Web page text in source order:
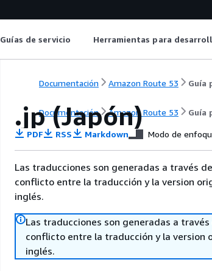
Guías de servicio Herramientas para
Documentación Amazon Route 53 Guía
Documentación Amazon Route 53 Guía
.jp (Japón)
PDF RSS Markdown Modo de
Las traducciones son generadas a través
conflicto entre la traducción y la version
inglés.
Las traducciones son generadas a
conflicto entre la traducción y la version
inglés.